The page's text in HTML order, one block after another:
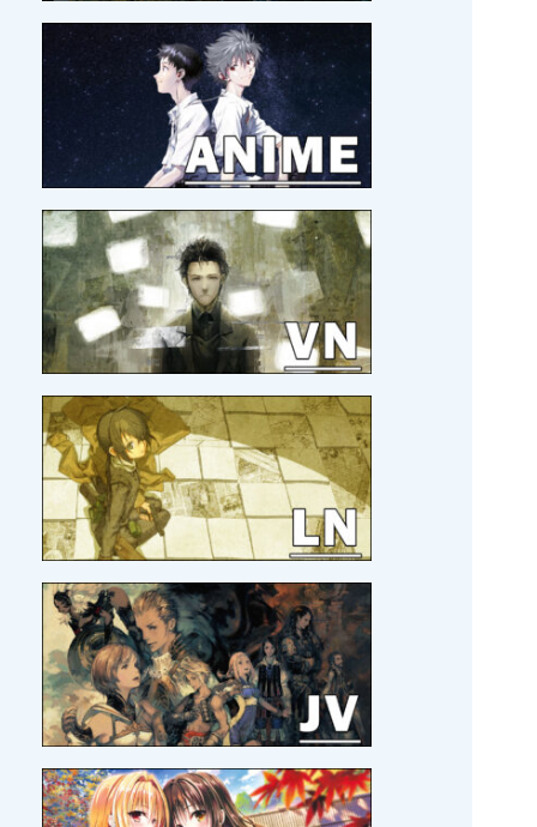
ligne, c'est pour bientôt.
17/05/2026 :
Beat Valkyrie Ixsealen version
physique et
Umineko Naku, par MG.
14/05/2026 :
Hisano Ai à la Japan Expo 2026 avec
son groupe Akane ! C'est officiel !
10/05/2026 :
Zelda Twillight Princess
en version
ultime !!
03/05/2026 :
Le collègue Legendra, GoldenLeaf, a
publié une review surPier Solar.
bien !
21/04/2026 :Bientôt un nouveau voyage au Japon
pour Amo !
21/04/2026 :MAJ MOI ET MON BLOG
21/04/2026 :MAJ
SORTIR DE MA TÊTE EN TOUT
CONFORT